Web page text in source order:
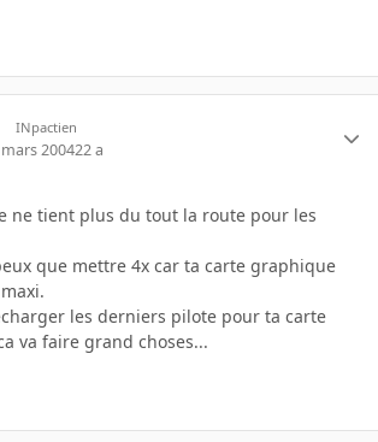
INpactien
200422 a
ne tient plus du tout la route pour les
que mettre 4x car ta carte graphique
les derniers pilote pour ta carte
va faire grand choses...